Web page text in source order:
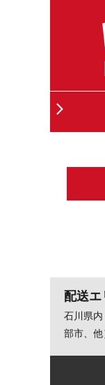
配送
石川県
部市、